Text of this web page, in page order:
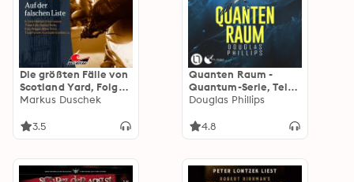
Die größten Fälle von
Scotland Yard, Folge
67: Auf der falschen
Markus Duschek
3.5
Quanten Raum -
Quantum-Serie, Teil 1
(Ungekürzt)
Douglas Phillips
4.8